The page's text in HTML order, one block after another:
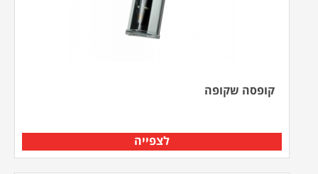
קופסה שקופה
לצפייה